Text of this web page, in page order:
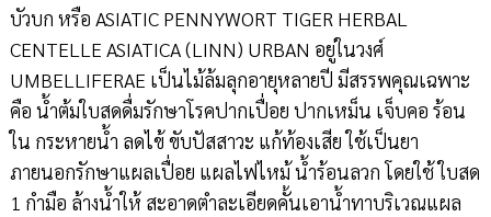
บัวบก หรือ ASIATIC PENNYWORT TIGER HERBAL
CENTELLE ASIATICA (LINN) URBAN อยู่ในวงศ์
UMBELLIFERAE เป็นไม้ล้มลุกอายุหลายปี มีสรรพคุณเฉพาะ
คือ น้ำต้มใบสดดื่มรักษาโรคปากเปื่อย ปากเหม็น เจ็บคอ ร้อน
ใน กระหายน้ำ ลดไข้ ขับปัสสาวะ แก้ท้องเสีย ใช้เป็นยา
ภายนอกรักษาแผลเปื่อย แผลไฟไหม้ น้ำร้อนลวก โดยใช้ ใบสด
1 กำมือ ล้างน้ำให้ สะอาดตำละเอียดคั้นเอาน้ำทาบริเวณแผล